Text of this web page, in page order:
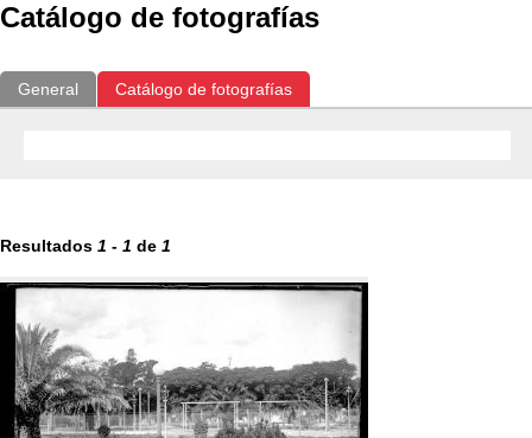
Catálogo de fotografías
General Catálogo de fotografías
Resultados 1 - 1 de 1